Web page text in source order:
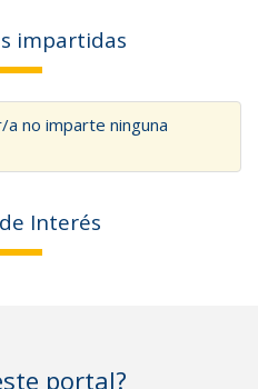
impartidas
no imparte ninguna
Interés
portal?